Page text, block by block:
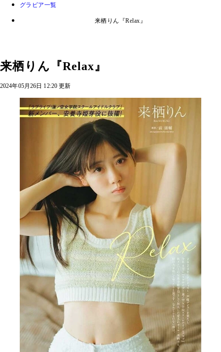
グラビア一覧
来栖りん『Relax』
来栖りん『Relax』
2024年05月26日 12:20 更新